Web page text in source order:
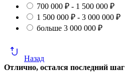
700 000 ₽ - 1 500 000 ₽
1 500 000 ₽ - 3 000 000 ₽
больше 3 000 000 ₽
Назад
Отлично, остался последний шаг